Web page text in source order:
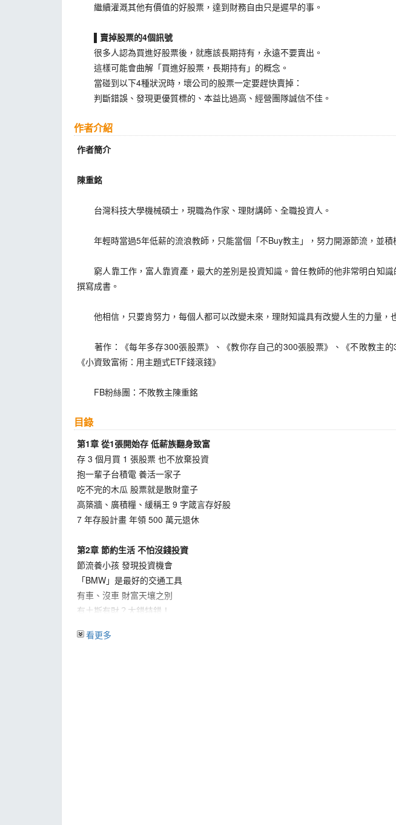
繼續灌溉其他有價值的好股票，達到財務自由只是遲早的事。
▌賣掉股票的4個訊號
很多人認為買進好股票後，就應該長期持有，永遠不要賣出。
這樣可能會曲解「買進好股票，長期持有」的概念。
當碰到以下4種狀況時，壞公司的股票一定要趕快賣掉：
判斷錯誤、發現更優質標的、本益比過高、經營團隊誠信不佳。
作者介紹
作者簡介
陳重銘
台灣科技大學機械碩士，現職為作家、理財講師、全職投資人。
年輕時當過5年低薪的流浪教師，只能當個「不Buy教主」，努力開源節流，並積
窮人靠工作，富人靠資產，最大的差別是投資知識。曾任教師的他非常明白知
撰寫成書。
他相信，只要肯努力，每個人都可以改變未來，理財知識具有改變人生的力量，
著作：《每年多存300張股票》、《教你存自己的300張股票》、《不敗教主的
《小資致富術：用主題式ETF錢滾錢》
FB粉絲團：不敗教主陳重銘
目錄
第1章 從1張開始存 低薪族翻身致富
存 3 個月買 1 張股票 也不放棄投資
抱一輩子台積電 養活一家子
吃不完的木瓜 股票就是散財童子
高築牆、廣積糧、緩稱王 9 字箴言存好股
7 年存股計畫 年領 500 萬元退休
第2章 節約生活 不怕沒錢投資
節流養小孩 發現投資機會
「BMW」是最好的交通工具
有車、沒車 財富天壤之別
有土斯有財？大錯特錯！
薪水不夠用 轉個彎解決問題
看更多